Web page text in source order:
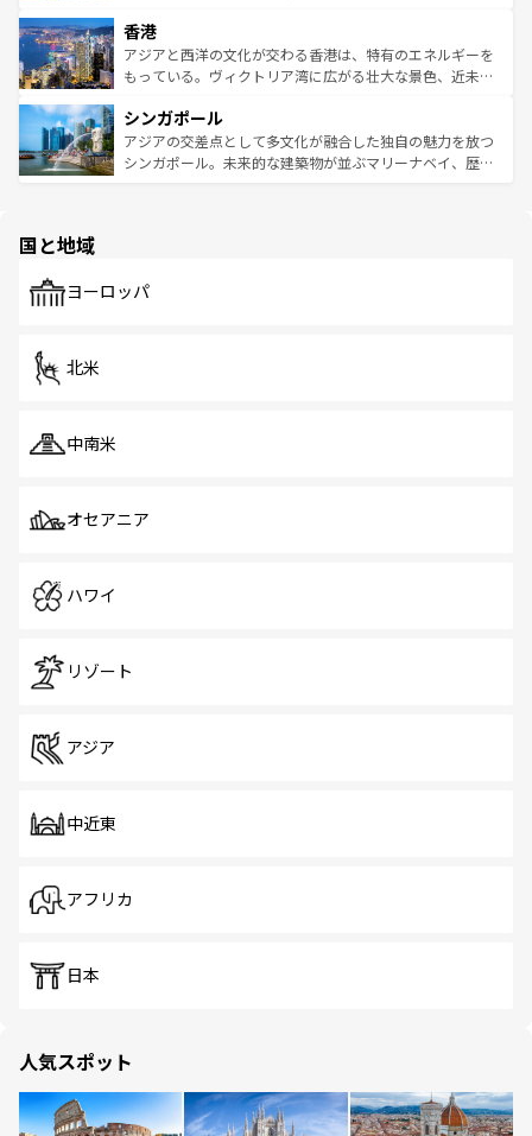
とつ。フォーやバインミー、ベトナムコーヒーなどは、ぜ
ひ現地で味わいたい。どの地域を訪れてもあたたかい人々
が旅行者を迎えてくれるので、きっと忘れられない旅にな
参照してほしい。
の活気が交差している。北部ではチェンマイなどの山岳地
帯で自然と触れ合い、南部ではプーケットやクラビの美し
いビーチでリゾート気分を楽しむことができる。タイ料理
激する。気候は一年中温暖で、どの季節にも異なる楽しみ
が待っている。親しみやすいタイの人々、仏教を中心とし
た文化、そして多様な観光資源が、訪れる旅人を魅了し続
香港
アジアと西洋の文化が交わる香港は、特有のエネルギーを
もっている。ヴィクトリア湾に広がる壮大な景色、近未来
み、どこを訪れても感動するはず。観光スポットが密集し
ており、効率よく見どころを回れるのも魅力。息をのむよ
うな絶景から文化的な体験まで、香港を存分に楽しみ尽く
シンガポール
アジアの交差点として多文化が融合した独自の魅力を放つ
シンガポール。未来的な建築物が並ぶマリーナベイ、歴史
で、ホーカーズは地元の風情を楽しめる外せないスポット
国と地域
ヨーロッパ
北米
中南米
オセアニア
ハワイ
リゾート
アジア
中近東
アフリカ
日本
人気スポット